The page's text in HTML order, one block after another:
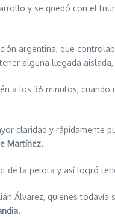
y se quedó con el
argentina, que
alguna llegada
a los 36 minutos,
claridad y rápidamente
Martínez.
de la pelota y así logró
Álvarez, quienes